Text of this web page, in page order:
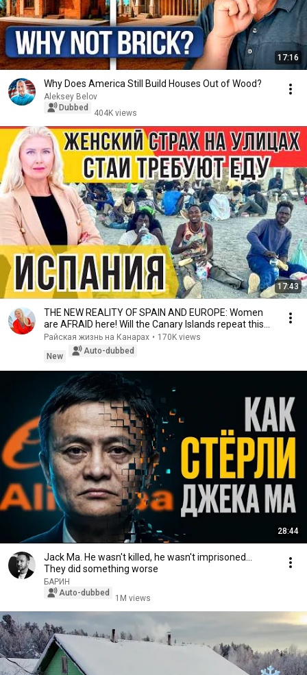
17:16
Why Does America Still Build Houses Out of Wood?
Aleksey Belov
Dubbed
404K views
17:43
THE NEW REALITY OF SPAIN AND EUROPE: Women
are AFRAID here! Will the Canary Islands repeat this
n...
Райская жизнь на Канарах • 170K views
New
Auto-dubbed
28:44
Jack Ma. He wasn't killed, he wasn't imprisoned...
They did something worse
БАРИН
Auto-dubbed
1M views